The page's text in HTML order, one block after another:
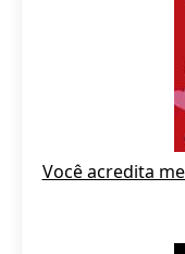
Você acredita